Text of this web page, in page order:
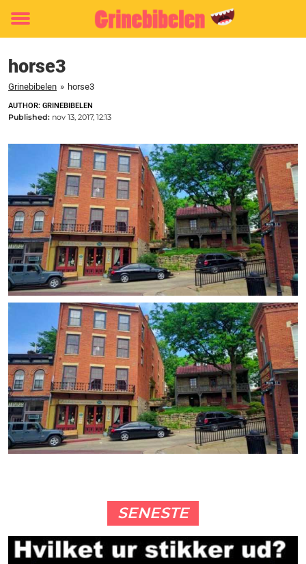
Toggle
horse3
Grinebibelen » horse3
AUTHOR: GRINEBIBELEN
Published: nov 13, 2017, 12:13
SENESTE